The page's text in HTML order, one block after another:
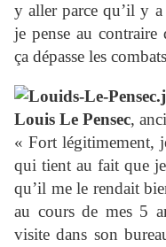
y aller parce qu’il y
je pense au contraire
ça dépasse les
Louis Le Pensec,
« Fort légitimement,
qui tient au fait que
qu’il me le rendait
au cours de mes 5
visite dans son